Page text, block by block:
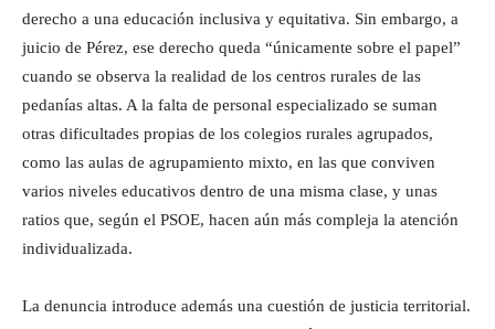
derecho a una educación inclusiva y equitativa. Sin embargo, a
juicio de Pérez, ese derecho queda “únicamente sobre el papel”
cuando se observa la realidad de los centros rurales de las
pedanías altas. A la falta de personal especializado se suman
otras dificultades propias de los colegios rurales agrupados,
como las aulas de agrupamiento mixto, en las que conviven
varios niveles educativos dentro de una misma clase, y unas
ratios que, según el PSOE, hacen aún más compleja la atención
individualizada.
La denuncia introduce además una cuestión de justicia territorial.